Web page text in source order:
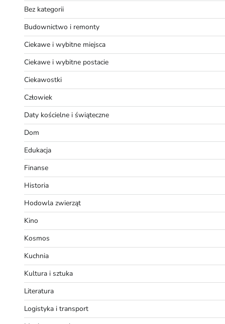
Bez kategorii
Budownictwo i remonty
Ciekawe i wybitne miejsca
Ciekawe i wybitne postacie
Ciekawostki
Człowiek
Daty kościelne i świąteczne
Dom
Edukacja
Finanse
Historia
Hodowla zwierząt
Kino
Kosmos
Kuchnia
Kultura i sztuka
Literatura
Logistyka i transport